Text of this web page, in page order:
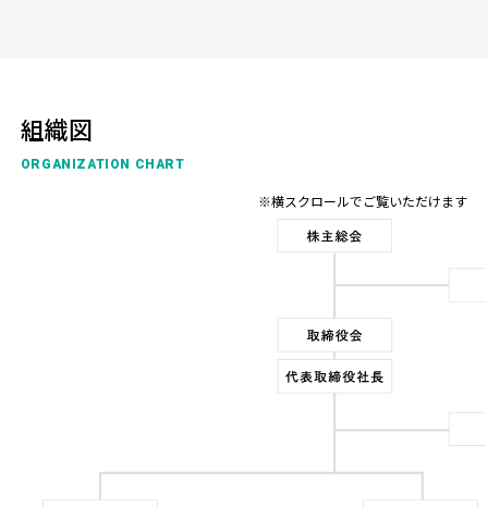
組織図
ORGANIZATION CHART
※横スクロールでご覧いただけます